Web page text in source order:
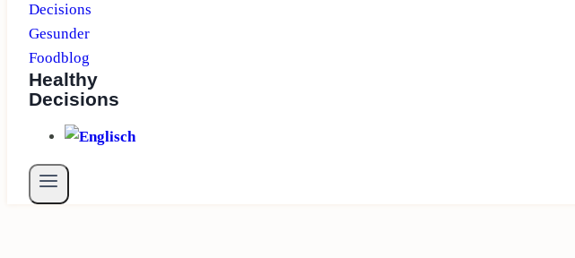
Healthy
Decisions